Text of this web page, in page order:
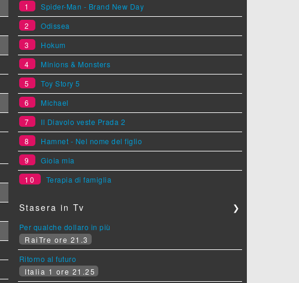
1
Spider-Man - Brand New Day
2
Odissea
3
Hokum
4
Minions & Monsters
5
Toy Story 5
6
Michael
7
Il Diavolo veste Prada 2
8
Hamnet - Nel nome del figlio
9
Gioia mia
10
Terapia di famiglia
Stasera in Tv ❯
Per qualche dollaro in più
RaiTre ore 21.3
Ritorno al futuro
Italia 1 ore 21.25